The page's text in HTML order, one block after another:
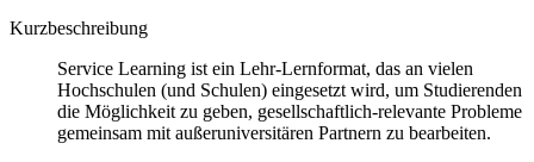
Kurzbeschreibung
Service Learning ist ein Lehr-Lernformat, das an vielen
Hochschulen (und Schulen) eingesetzt wird, um Studierenden
die Möglichkeit zu geben, gesellschaftlich-relevante Probleme
gemeinsam mit außeruniversitären Partnern zu bearbeiten.